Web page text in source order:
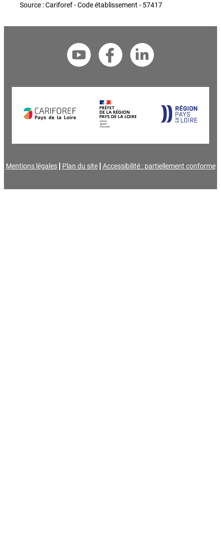
Source : Cariforef - Code établissement - 57417
Mentions légales Plan du site Accessibilité : partiellement conforme